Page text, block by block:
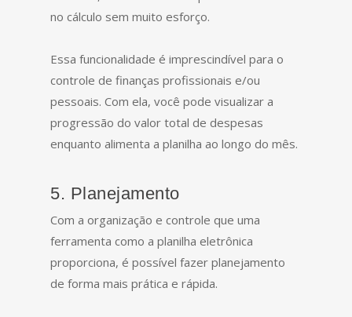
no cálculo sem muito esforço.
Essa funcionalidade é imprescindível para o
controle de finanças profissionais e/ou
pessoais. Com ela, você pode visualizar a
progressão do valor total de despesas
enquanto alimenta a planilha ao longo do mês.
5. Planejamento
Com a organização e controle que uma
ferramenta como a planilha eletrônica
proporciona, é possível fazer planejamento
de forma mais prática e rápida.